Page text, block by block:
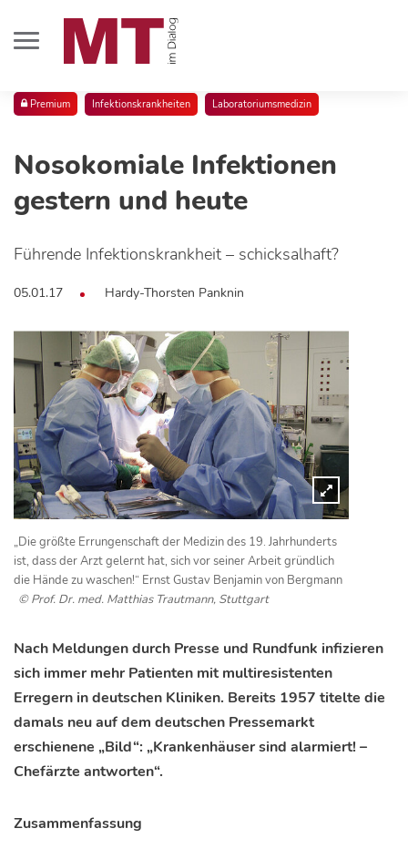
Premium Infektionskrankheiten Laboratoriumsmedizin
Nosokomiale Infektionen
gestern und heute
Führende Infektionskrankheit – schicksalhaft?
05.01.17 Hardy-Thorsten Panknin
„Die größte Errungenschaft der Medizin des 19. Jahrhunderts
ist, dass der Arzt gelernt hat, sich vor seiner Arbeit gründlich
die Hände zu waschen!“ Ernst Gustav Benjamin von Bergmann
© Prof. Dr. med. Matthias Trautmann, Stuttgart
Nach Meldungen durch Presse und Rundfunk infizieren
sich immer mehr Patienten mit multiresistenten
Erregern in deutschen Kliniken. Bereits 1957 titelte die
damals neu auf dem deutschen Pressemarkt
erschienene „Bild“: „Krankenhäuser sind alarmiert! –
Chefärzte antworten“.
Zusammenfassung